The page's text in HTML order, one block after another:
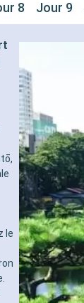
8 Jour 9
le